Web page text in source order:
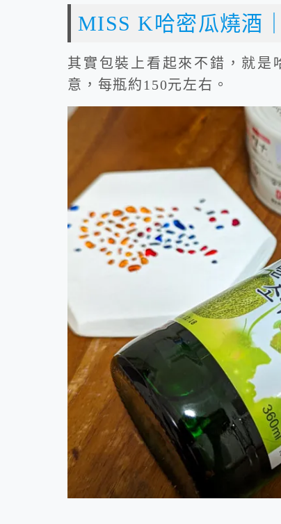
MISS K哈密瓜燒酒
其實包裝上看起來不錯，就是
意，每瓶約150元左右。